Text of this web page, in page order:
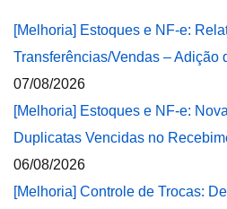
[Melhoria] Estoques e NF-e:
Transferências/Vendas – Adição
07/08/2026
[Melhoria] Estoques e NF-e:
Duplicatas Vencidas no
06/08/2026
[Melhoria] Controle de Trocas: